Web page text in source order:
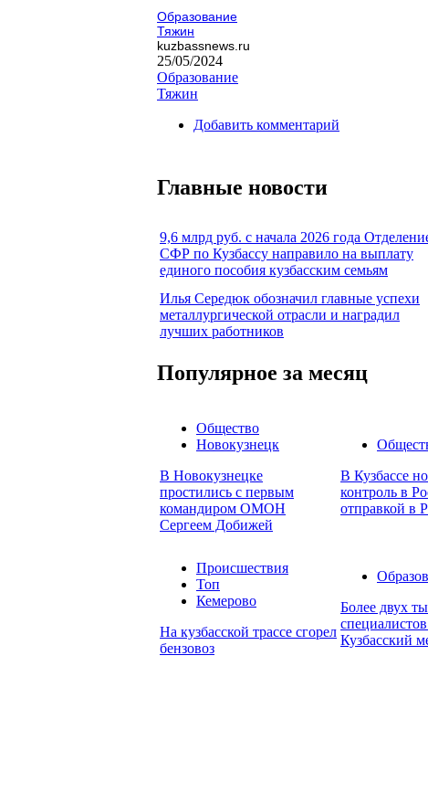
Образование
Тяжин
kuzbassnews.ru
25/05/2024
Образование
Тяжин
Добавить комментарий
Главные новости
9,6 млрд руб. с начала 2026 года
СФР по Кузбассу направило на выплату
единого пособия кузбасским семьям
Илья Середюк обозначил главные успехи
металлургической отрасли и наградил
лучших работников
Популярное за месяц
Общество
Новокузнецк
В Новокузнецке
простились с первым
командиром ОМОН
Сергеем Добижей
В Кузбассе
контроль в
отправкой в
Происшествия
Топ
Кемерово
На кузбасской трассе сгорел
бензовоз
Более двух
Кузбасский